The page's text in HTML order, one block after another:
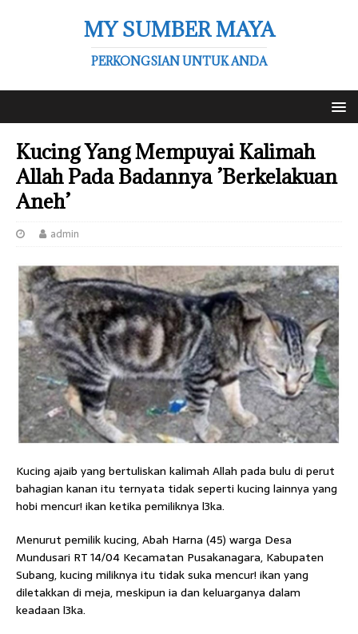
MY SUMBER MAYA
PERKONGSIAN UNTUK ANDA
Kucing Yang Mempuyai Kalimah
Allah Pada Badannya ’Berkelakuan
Aneh’
admin
Kucing ajaib yang bertuliskan kalimah Allah pada bulu di perut
bahagian kanan itu ternyata tidak seperti kucing lainnya yang
hobi mencur! ikan ketika pemiliknya l3ka.
Menurut pemilik kucing, Abah Harna (45) warga Desa
Mundusari RT 14/04 Kecamatan Pusakanagara, Kabupaten
Subang, kucing miliknya itu tidak suka mencur! ikan yang
diletakkan di meja, meskipun ia dan keluarganya dalam
keadaan l3ka.